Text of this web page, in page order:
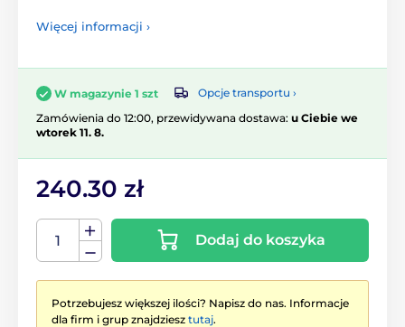
Więcej informacji ›
W magazynie 1 szt
Opcje transportu ›
Zamówienia do 12:00, przewidywana dostawa: u Ciebie we
wtorek 11. 8.
240.30 zł
Dodaj do koszyka
Potrzebujesz większej ilości? Napisz do nas. Informacje
dla firm i grup znajdziesz tutaj.